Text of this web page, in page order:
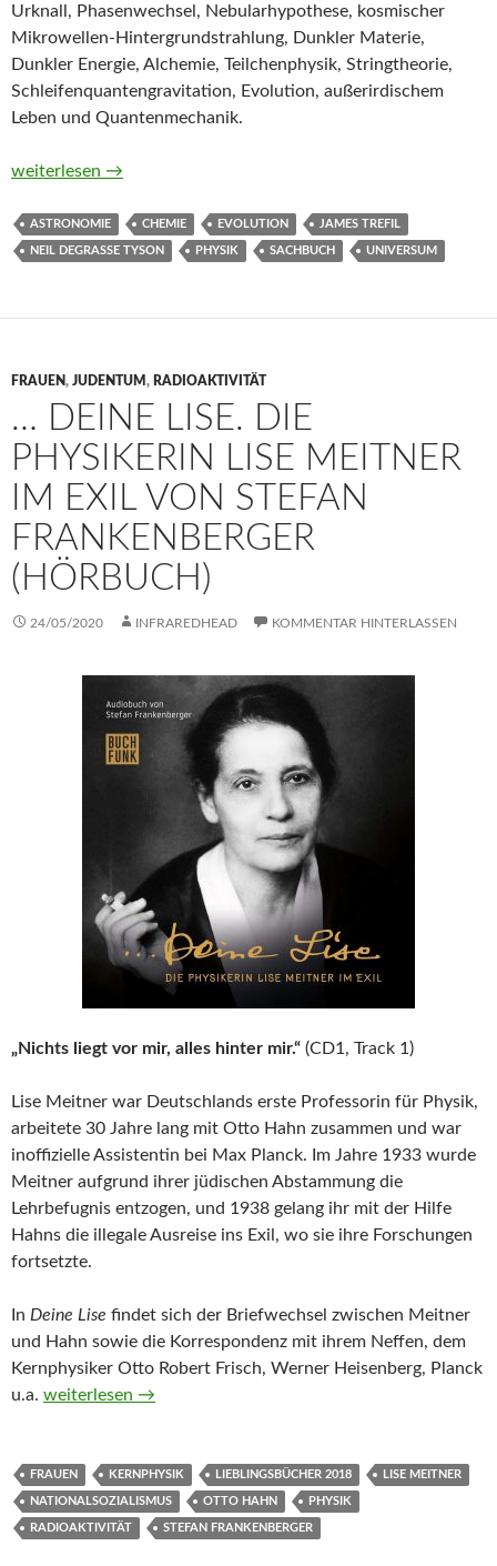
Urknall, Phasenwechsel, Nebularhypothese, kosmischer
Mikrowellen-Hintergrundstrahlung, Dunkler Materie,
Dunkler Energie, Alchemie, Teilchenphysik, Stringtheorie,
Schleifenquantengravitation, Evolution, außerirdischem
Leben und Quantenmechanik.
Fragen an das Universum. Wer sind wir, woher kommen wir
weiterlesen →
ASTRONOMIE CHEMIE EVOLUTION JAMES TREFIL
NEIL DEGRASSE TYSON PHYSIK SACHBUCH UNIVERSUM
FRAUEN, JUDENTUM , RADIOAKTIVITÄT
… DEINE LISE. DIE
PHYSIKERIN LISE MEITNER
IM EXIL VON STEFAN
FRANKENBERGER
(HÖRBUCH)
24/05/2020 INFRAREDHEAD KOMMENTAR HINTERLASSEN
„Nichts liegt vor mir, alles hinter mir.“ (CD1, Track 1)
Lise Meitner war Deutschlands erste Professorin für Physik,
arbeitete 30 Jahre lang mit Otto Hahn zusammen und war
inoffizielle Assistentin bei Max Planck. Im Jahre 1933 wurde
Meitner aufgrund ihrer jüdischen Abstammung die
Lehrbefugnis entzogen, und 1938 gelang ihr mit der Hilfe
Hahns die illegale Ausreise ins Exil, wo sie ihre Forschungen
fortsetzte.
In Deine Lise findet sich der Briefwechsel zwischen Meitner
und Hahn sowie die Korrespondenz mit ihrem Neffen, dem
Kernphysiker Otto Robert Frisch, Werner Heisenberg, Planck
u.a. … Deine Lise. Die Physikerin Lise Meitner im Exil von
weiterlesen →
FRAUEN KERNPHYSIK LIEBLINGSBÜCHER 2018 LISE MEITNER
NATIONALSOZIALISMUS OTTO HAHN PHYSIK
RADIOAKTIVITÄT STEFAN FRANKENBERGER